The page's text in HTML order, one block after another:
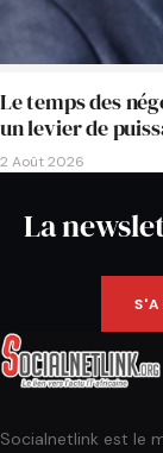
Le temps des
un levier de
2 Août 2026
La
Socialnetlink est le